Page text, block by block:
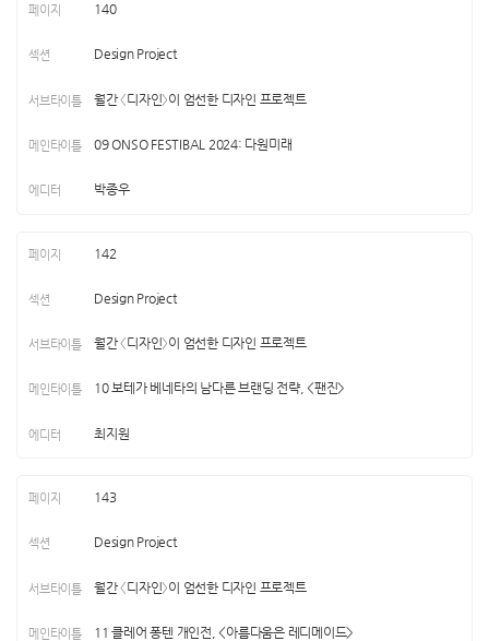
140
Design Project
월간 〈디자인〉이 엄선한 디자인 프로젝트
09 ONSO FESTIBAL 2024: 다원미래
박종우
142
Design Project
월간 〈디자인〉이 엄선한 디자인 프로젝트
10 보테가 베네타의 남다른 브랜딩 전략, <팬진>
최지원
143
Design Project
월간 〈디자인〉이 엄선한 디자인 프로젝트
11 클레어 퐁텐 개인전, <아름다움은 레디메이드>